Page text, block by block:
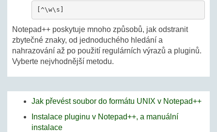
[^\w\s]
Notepad++ poskytuje mnoho způsobů, jak odstranit
zbytečné znaky, od jednoduchého hledání a
nahrazování až po použití regulárních výrazů a pluginů.
Vyberte nejvhodnější metodu.
Jak převést soubor do formátu UNIX v Notepad++
Instalace pluginu v Notepad++, a manuální
instalace